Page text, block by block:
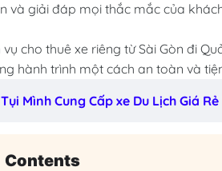
và giải đáp mọi thắc mắc của
cho thuê xe riêng từ Sài Gòn đi
hành trình một cách an toàn và
Tụi Mình Cung Cấp xe Du Lịch Giá
Contents